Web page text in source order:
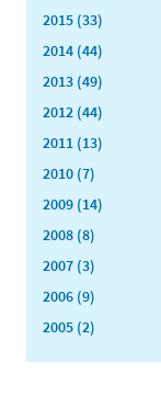
2015 (33)
2014 (44)
2013 (49)
2012 (44)
2011 (13)
2010 (7)
2009 (14)
2008 (8)
2007 (3)
2006 (9)
2005 (2)